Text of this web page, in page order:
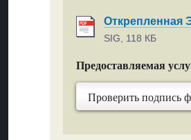
Открепленная
SIG, 118 КБ
Предоставляемая
Проверить подпись